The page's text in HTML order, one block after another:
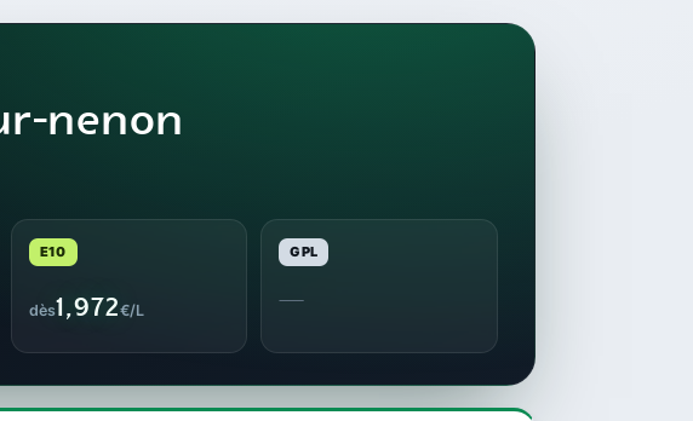
nenon
E10
dès1,972€/L
GPL
—